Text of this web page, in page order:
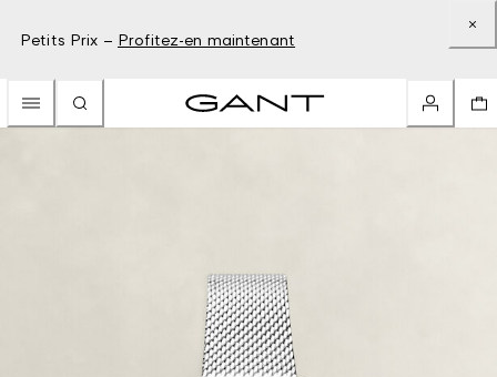
Petits Prix – Profitez-en maintenant